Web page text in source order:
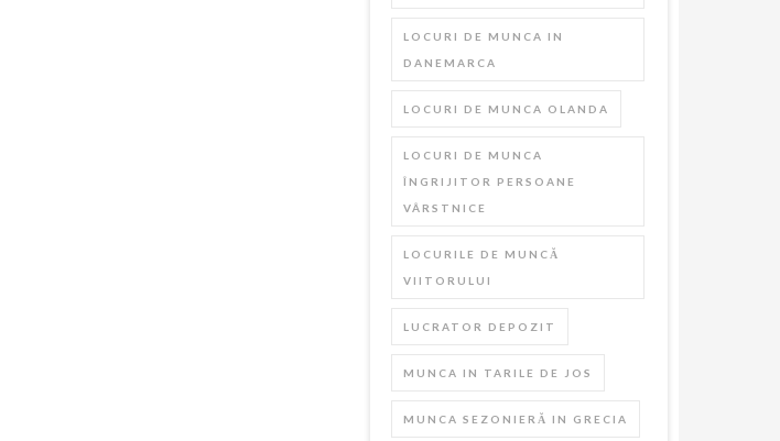
LOCURI DE MUNCA IN
DANEMARCA
LOCURI DE MUNCA OLANDA
LOCURI DE MUNCA
ÎNGRIJITOR PERSOANE
VÂRSTNICE
LOCURILE DE MUNCĂ
VIITORULUI
LUCRATOR DEPOZIT
MUNCA IN TARILE DE JOS
MUNCA SEZONIERĂ IN GRECIA